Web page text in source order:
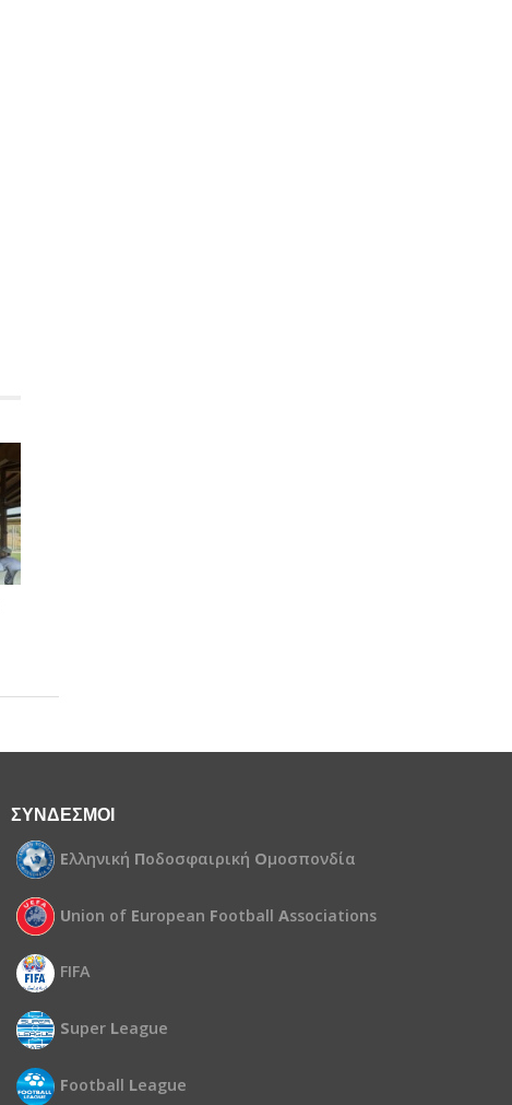
ΣΥΝΔΕΣΜΟΙ
Ελληνική Ποδοσφαιρική Ομοσπονδία
Union of European Football Associations
FIFA
Super League
Football League